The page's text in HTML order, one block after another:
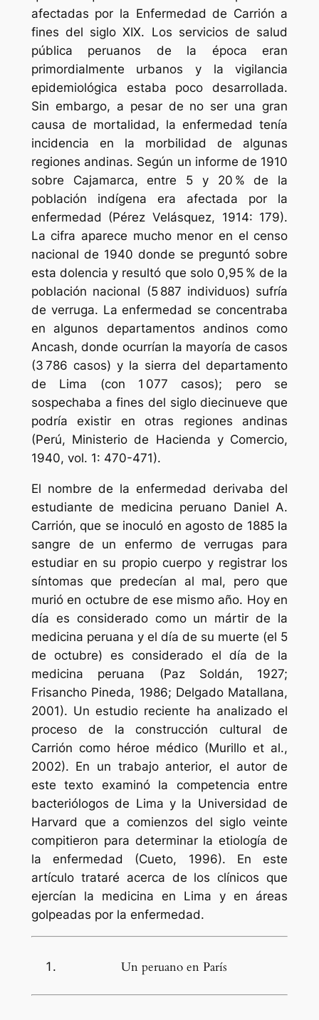
afectadas por la Enfermedad de Carrión a
fines del siglo XIX. Los servicios de salud
pública peruanos de la época eran
primordialmente urbanos y la vigilancia
epidemiológica estaba poco desarrollada.
Sin embargo, a pesar de no ser una gran
causa de mortalidad, la enfermedad tenía
incidencia en la morbilidad de algunas
regiones andinas. Según un informe de 1910
sobre Cajamarca, entre 5 y 20 % de la
población indígena era afectada por la
enfermedad (Pérez Velásquez, 1914: 179).
La cifra aparece mucho menor en el censo
nacional de 1940 donde se preguntó sobre
esta dolencia y resultó que solo 0,95 % de la
población nacional (5 887 individuos) sufría
de verruga. La enfermedad se concentraba
en algunos departamentos andinos como
Ancash, donde ocurrían la mayoría de casos
(3 786 casos) y la sierra del departamento
de Lima (con 1 077 casos); pero se
sospechaba a fines del siglo diecinueve que
podría existir en otras regiones andinas
(Perú, Ministerio de Hacienda y Comercio,
1940, vol. 1: 470-471).
El nombre de la enfermedad derivaba del
estudiante de medicina peruano Daniel A.
Carrión, que se inoculó en agosto de 1885 la
sangre de un enfermo de verrugas para
estudiar en su propio cuerpo y registrar los
síntomas que predecían al mal, pero que
murió en octubre de ese mismo año. Hoy en
día es considerado como un mártir de la
medicina peruana y el día de su muerte (el 5
de octubre) es considerado el día de la
medicina peruana (Paz Soldán, 1927;
Frisancho Pineda, 1986; Delgado Matallana,
2001). Un estudio reciente ha analizado el
proceso de la construcción cultural de
Carrión como héroe médico (Murillo et al.,
2002). En un trabajo anterior, el autor de
este texto examinó la competencia entre
bacteriólogos de Lima y la Universidad de
Harvard que a comienzos del siglo veinte
compitieron para determinar la etiología de
la enfermedad (Cueto, 1996). En este
artículo trataré acerca de los clínicos que
ejercían la medicina en Lima y en áreas
golpeadas por la enfermedad.
Un peruano en París